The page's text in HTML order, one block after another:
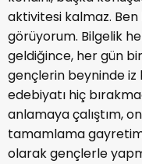
aktivitesi kalmaz.
görüyorum. Bilgelik
geldiğince, her gün
gençlerin beyninde iz
edebiyatı hiç
anlamaya çalıştım,
tamamlama
olarak gençlerle